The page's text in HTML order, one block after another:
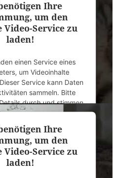
Ihre
um den
Video-Service zu
laden!
einen Service eines
um Videoinhalte
Service kann Daten
sammeln. Bitte
durch und stimmen
des Service zu, um
Informationen
Ihre
um den
Video-Service zu
laden!